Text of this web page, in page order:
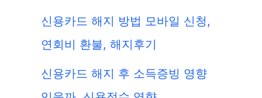
신용카드 해지 방법 모바일 신청,
연회비 환불, 해지후기
신용카드 해지 후 소득증빙 영향